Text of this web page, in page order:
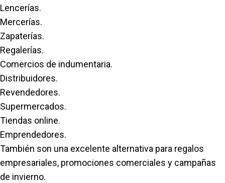
Lencerías.
Mercerías.
Zapaterías.
Regalerías.
Comercios de indumentaria.
Distribuidores.
Revendedores.
Supermercados.
Tiendas online.
Emprendedores.
También son una excelente alternativa para regalos
empresariales, promociones comerciales y campañas
de invierno.